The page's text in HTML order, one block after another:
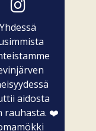
Yhdessä
aidosta
rauhasta. ❤️